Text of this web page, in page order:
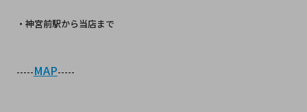
・神宮前駅から当店まで
-----MAP-----